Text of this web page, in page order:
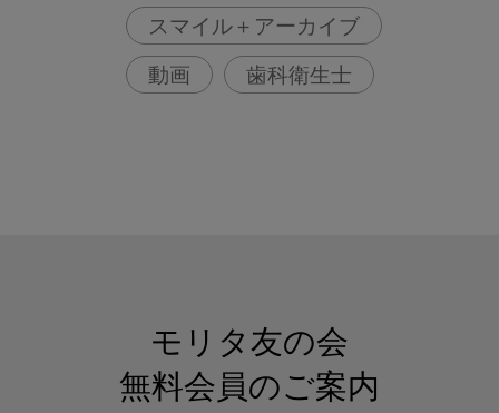
スマイル＋アーカイブ
動画 歯科衛生士
モリタ友の会
無料会員のご案内